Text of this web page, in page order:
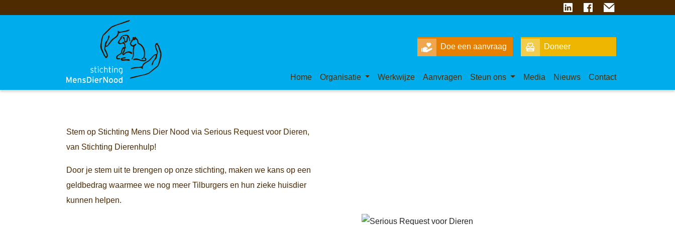
Doe een aanvraag Doneer
Home Organisatie Werkwijze Aanvragen Steun ons Media Nieuws Contact
Stem op Stichting Mens Dier Nood via Serious Request voor Dieren,
van Stichting Dierenhulp!
Door je stem uit te brengen op onze stichting, maken we kans op een
geldbedrag waarmee we nog meer Tilburgers en hun zieke huisdier
kunnen helpen.
Meer informatie
Onze begunstigers